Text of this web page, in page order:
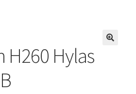
menú
H260 Hylas